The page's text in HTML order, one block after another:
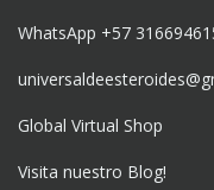
WhatsApp +57
Global Virtual Shop
Visita nuestro Blog!